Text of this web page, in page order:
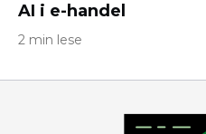
AI i e-handel
2 min lese